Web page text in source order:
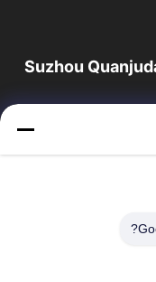
Suzhou
کننده پیشرو محصولات